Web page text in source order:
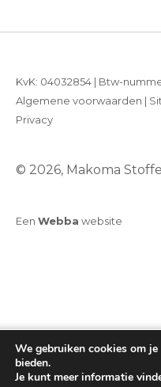
© 2026, Makoma
KvK: 04032854 | Btw-
Algemene voorwaarden |
Privacy
Een Webba website
We gebruiken cookies om
bieden.
Je kunt meer informatie